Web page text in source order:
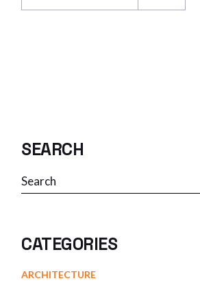
SEARCH
CATEGORIES
ARCHITECTURE